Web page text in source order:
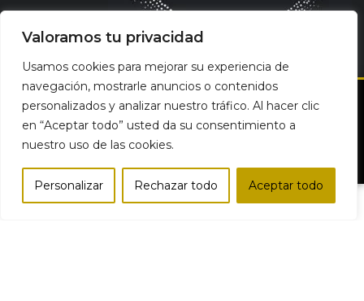
Valoramos tu privacidad
Usamos cookies para mejorar su experiencia de
navegación, mostrarle anuncios o contenidos
personalizados y analizar nuestro tráfico. Al hacer clic
en “Aceptar todo” usted da su consentimiento a
nuestro uso de las cookies.
Personalizar Rechazar todo Aceptar todo
Bodegas del Desierto | Productos Gourmet Online © Todos los
derechos reservados